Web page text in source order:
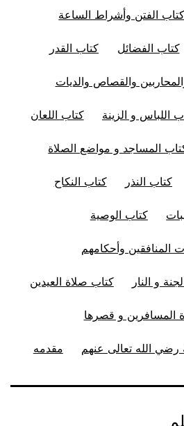
كتاب الفتن وأشراط الساعة
كتاب الفضائل كتاب القدر
والقصاص والديات
اللباس و الزينة كتاب اللعان
المساجد و مواضع الصلاة
كتاب النذر كتاب النكاح
كتاب الوصية
المنافقين وأحكامهم
و النار كتاب صلاة العيدين
المسافرين و قصرها
الله تعالى عنهم مقدمه